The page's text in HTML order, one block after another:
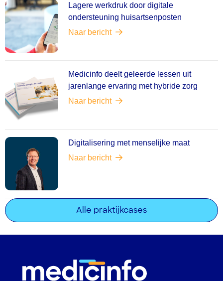
Lagere werkdruk door digitale
ondersteuning huisartsenposten
Naar bericht
Medicinfo deelt geleerde lessen uit
jarenlange ervaring met hybride zorg
Naar bericht
Digitalisering met menselijke maat
Naar bericht
Alle praktijkcases